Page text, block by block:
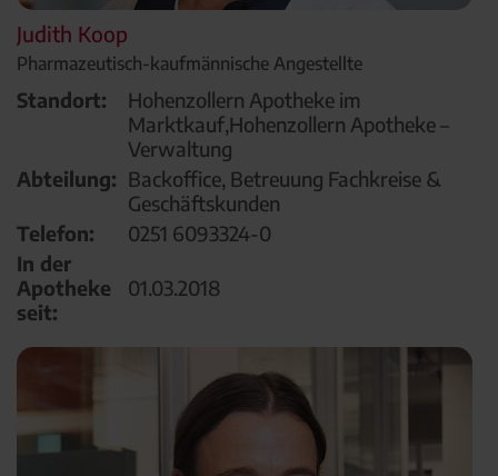
Judith Koop
Pharmazeutisch-kaufmännische Angestellte
Standort:
Hohenzollern Apotheke im
Marktkauf,Hohenzollern Apotheke –
Verwaltung
Abteilung: Backoffice, Betreuung Fachkreise &
Geschäftskunden
Telefon:
0251 6093324-0
In der
Apotheke
seit:
01.03.2018